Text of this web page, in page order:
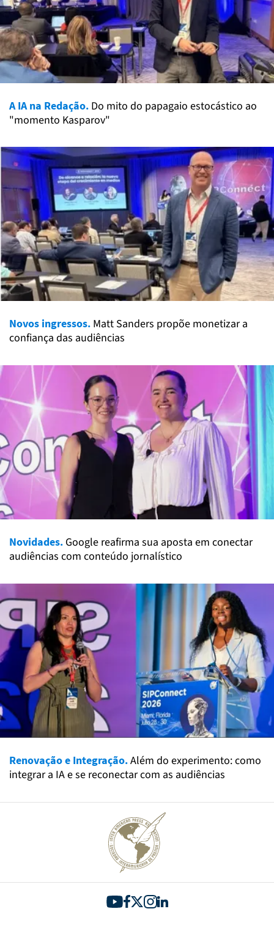
A IA na Redação. Do mito do papagaio estocástico ao
"momento Kasparov"
Novos ingressos. Matt Sanders propõe monetizar a
confiança das audiências
Novidades. Google reafirma sua aposta em conectar
audiências com conteúdo jornalístico
Renovação e Integração.Além do experimento: como
integrar a IA e se reconectar com as audiências